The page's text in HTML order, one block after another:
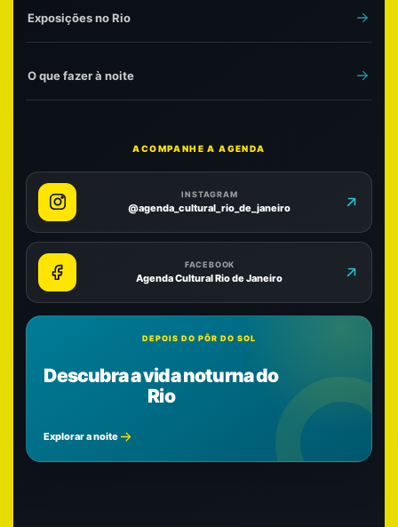
Exposições no Rio
O que fazer à noite
ACOMPANHE A AGENDA
INSTAGRAM
@agenda_cultural_rio_de_janeiro
FACEBOOK
Agenda Cultural Rio de Janeiro
DEPOIS DO PÔR DO SOL
Descubra a vida noturna do
Rio
Explorar a noite